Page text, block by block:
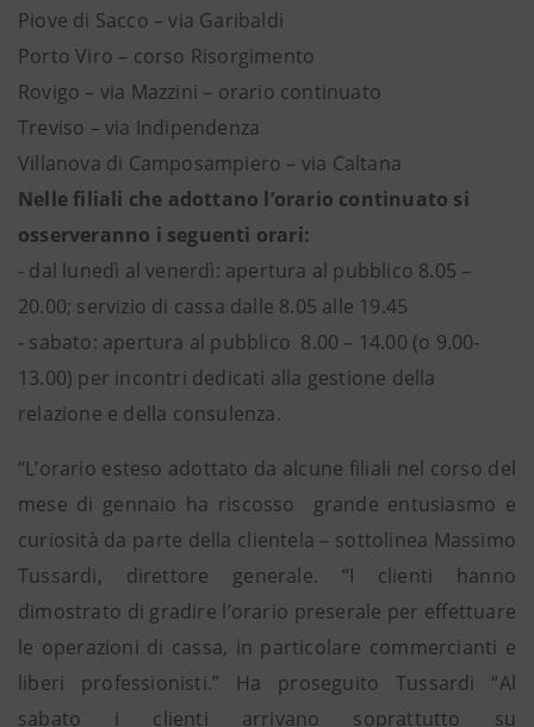
Piove di Sacco – via Garibaldi
Porto Viro – corso Risorgimento
Rovigo – via Mazzini – orario continuato
Treviso – via Indipendenza
Villanova di Camposampiero – via Caltana
Nelle filiali che adottano l’orario continuato si
osserveranno i seguenti orari:
- dal lunedì al venerdì: apertura al pubblico 8.05 –
20.00; servizio di cassa dalle 8.05 alle 19.45
- sabato: apertura al pubblico 8.00 – 14.00 (o 9.00-
13.00) per incontri dedicati alla gestione della
relazione e della consulenza.
“L’orario esteso adottato da alcune filiali nel corso del
mese di gennaio ha riscosso grande entusiasmo e
curiosità da parte della clientela – sottolinea Massimo
Tussardi, direttore generale. “I clienti hanno
dimostrato di gradire l’orario preserale per effettuare
le operazioni di cassa, in particolare commercianti e
liberi professionisti.” Ha proseguito Tussardi “Al
sabato i clienti arrivano soprattutto su